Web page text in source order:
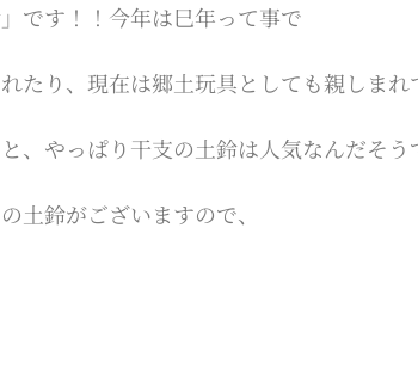
です！！今年は巳年って事で
たり、現在は郷土玩具としても親しま
、やっぱり干支の土鈴は人気なんだそう
土鈴がございますので、